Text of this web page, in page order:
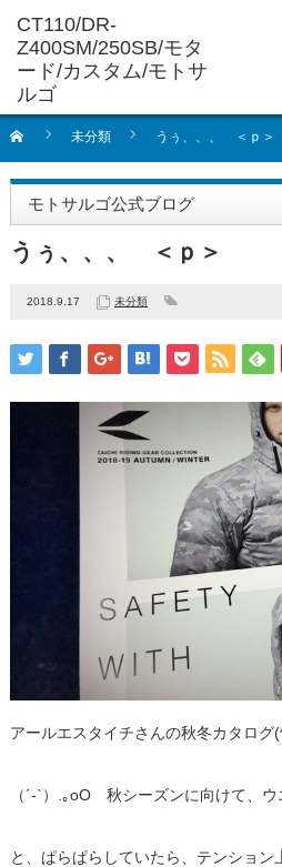
未分類 うぅ、、、 ＜ｐ＞
モトサルゴ公式ブログ
うぅ、、、 ＜ｐ＞
2018.9.17 未分類
アールエスタイチさんの秋冬カタログ
（´-`）.｡oO 秋シーズンに向けて、
と、ぱらぱらしていたら、テンション